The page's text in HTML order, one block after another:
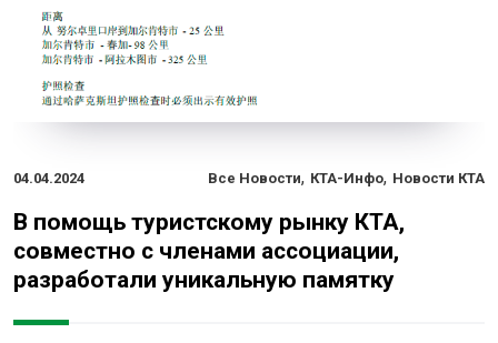
04.04.2024 Все Новости, КТА-Инфо, Новости КТА
В помощь туристскому рынку КТА,
совместно с членами ассоциации,
разработали уникальную памятку